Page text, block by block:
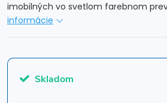
imobilných vo svetlom farebnom
informácie
Skladom